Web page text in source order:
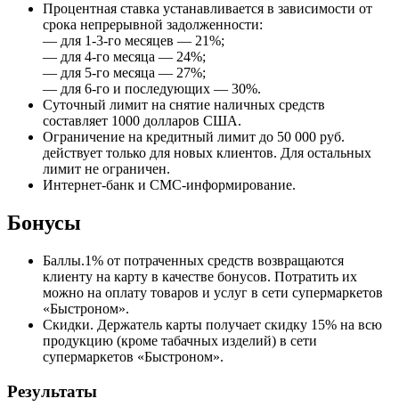
Процентная ставка устанавливается в зависимости от
срока непрерывной задолженности:
— для 1-3-го месяцев — 21%;
— для 4-го месяца — 24%;
— для 5-го месяца — 27%;
— для 6-го и последующих — 30%.
Суточный лимит на снятие наличных средств
составляет 1000 долларов США.
Ограничение на кредитный лимит до 50 000 руб.
действует только для новых клиентов. Для остальных
лимит не ограничен.
Интернет-банк и СМС-информирование.
Бонусы
Баллы.1% от потраченных средств возвращаются
клиенту на карту в качестве бонусов. Потратить их
можно на оплату товаров и услуг в сети супермаркетов
«Быстроном».
Скидки. Держатель карты получает скидку 15% на всю
продукцию (кроме табачных изделий) в сети
супермаркетов «Быстроном».
Результаты